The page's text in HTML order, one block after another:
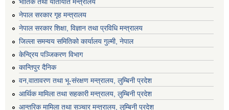
भाैतिक तथा यातायात मन्त्रालय
नेपाल सरकार गृह मन्त्रालय
नेपाल सरकार शिक्षा, विज्ञान तथा प्रविधि मन्त्रालय
जिल्ला समन्वय समितिको कार्यालय गुल्मी, नेपाल
केन्द्रिय पञ्जिकरण विभाग
कान्तिपुर दैनिक
वन,वातावरण तथा भू-संरक्षण मन्त्रालय, लुम्बिनी प्रदेश
आर्थिक मामिला तथा सहकारी मन्त्रालय, लुम्बिनी प्रदेश
आन्तरिक मामिला तथा सञ्चार मन्त्रालय, लुम्बिनी प्रदेश